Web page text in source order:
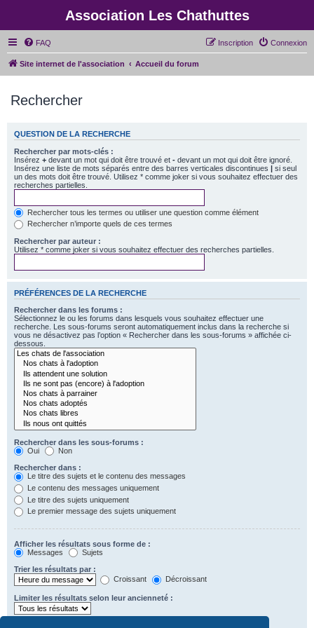
Association Les Chathuttes
FAQ Connexion
Inscription
Site internet de l'association Accueil du forum
Rechercher
QUESTION DE LA RECHERCHE
Rechercher par mots-clés :
Insérez + devant un mot qui doit être trouvé et - devant un mot qui doit être ignoré.
Insérez une liste de mots séparés entre des barres verticales discontinues | si seul
un des mots doit être trouvé. Utilisez * comme joker si vous souhaitez effectuer des
recherches partielles.
Rechercher tous les termes ou utiliser une question comme élément
Rechercher n’importe quels de ces termes
Rechercher par auteur :
Utilisez * comme joker si vous souhaitez effectuer des recherches partielles.
PRÉFÉRENCES DE LA RECHERCHE
Rechercher dans les forums :
Sélectionnez le ou les forums dans lesquels vous souhaitez effectuer une
recherche. Les sous-forums seront automatiquement inclus dans la recherche si
vous ne désactivez pas l’option « Rechercher dans les sous-forums » affichée ci-
dessous.
Rechercher dans les sous-forums :
Oui
Non
Rechercher dans :
Le titre des sujets et le contenu des messages
Le contenu des messages uniquement
Le titre des sujets uniquement
Le premier message des sujets uniquement
Afficher les résultats sous forme de :
Messages
Sujets
Trier les résultats par :
Croissant
Décroissant
Limiter les résultats selon leur ancienneté :